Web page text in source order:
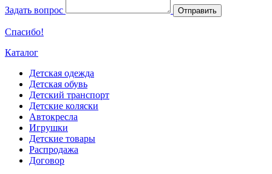
Задать вопрос Отправить
Спасибо!
Каталог
Детская одежда
Детская обувь
Детский транспорт
Детские коляски
Автокресла
Игрушки
Детские товары
Распродажа
Договор